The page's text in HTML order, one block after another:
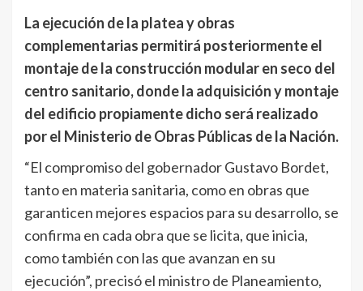
La ejecución de la platea y obras
complementarias permitirá posteriormente el
montaje de la construcción modular en seco del
centro sanitario, donde la adquisición y montaje
del edificio propiamente dicho será realizado
por el Ministerio de Obras Públicas de la Nación.
“El compromiso del gobernador Gustavo Bordet,
tanto en materia sanitaria, como en obras que
garanticen mejores espacios para su desarrollo, se
confirma en cada obra que se licita, que inicia,
como también con las que avanzan en su
ejecución”, precisó el ministro de Planeamiento,